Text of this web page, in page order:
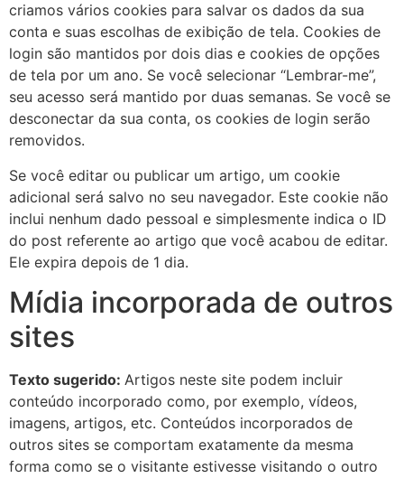
criamos vários cookies para salvar os dados da sua
conta e suas escolhas de exibição de tela. Cookies de
login são mantidos por dois dias e cookies de opções
de tela por um ano. Se você selecionar “Lembrar-me”,
seu acesso será mantido por duas semanas. Se você se
desconectar da sua conta, os cookies de login serão
removidos.
Se você editar ou publicar um artigo, um cookie
adicional será salvo no seu navegador. Este cookie não
inclui nenhum dado pessoal e simplesmente indica o ID
do post referente ao artigo que você acabou de editar.
Ele expira depois de 1 dia.
Mídia incorporada de outros
sites
Texto sugerido: Artigos neste site podem incluir
conteúdo incorporado como, por exemplo, vídeos,
imagens, artigos, etc. Conteúdos incorporados de
outros sites se comportam exatamente da mesma
forma como se o visitante estivesse visitando o outro